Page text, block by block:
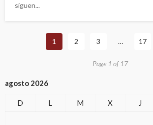
siguen...
1 2 3 … 17
Page 1 of 17
agosto 2026
D L M X J